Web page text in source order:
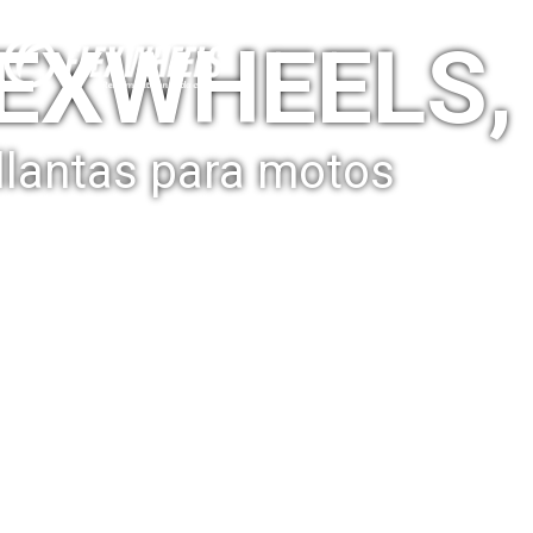
para motos